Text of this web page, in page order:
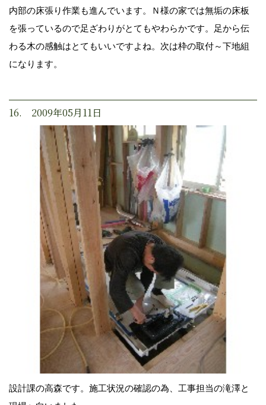
内部の床張り作業も進んでいます。Ｎ様の家では無垢の床板
を張っているので足ざわりがとてもやわらかです。足から伝
わる木の感触はとてもいいですよね。次は枠の取付～下地組
になります。
16. 2009年05月11日
設計課の高森です。施工状況の確認の為、工事担当の滝澤と